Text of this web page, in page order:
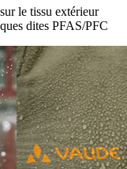
le tissu extérieur
dites PFAS/PFC